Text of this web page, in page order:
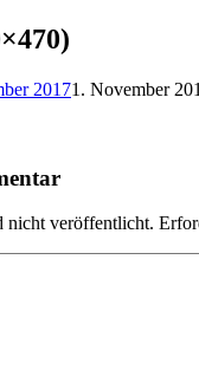
20171. November
nicht veröffentlicht.